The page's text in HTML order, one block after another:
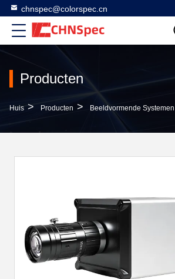
chnspec@colorspec.cn
Producten
Huis > Producten > Beeldvormende Systemen